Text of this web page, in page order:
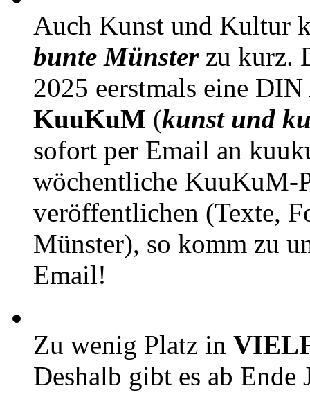
Auch Kunst und Kultur
bunte Münsterzu kurz.
2025 eerstmals eine
KuuKuM (kunst und
sofort per Email an
wöchentliche KuuKuM-
veröffentlichen (Texte,
Münster), so komm zu
Email!
Zu wenig Platz in
Deshalb gibt es ab Ende